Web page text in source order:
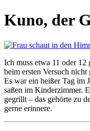
Kuno, der
Ich muss etwa 11 oder 12
beim ersten Versuch
Es war ein heißer Tag im
saßen im Kinderzimmer.
gegrillt – das gehörte zu
gerne erinnere.